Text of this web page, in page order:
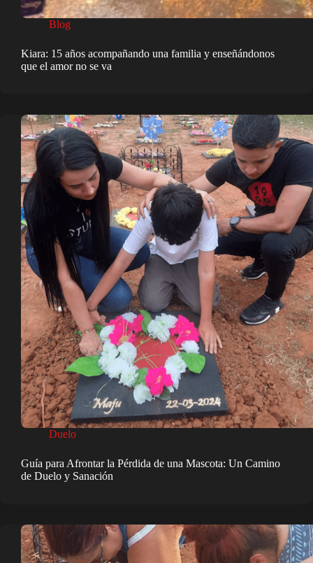
Blog
Kiara: 15 años acompañando una familia y enseñándonos
que el amor no se va
Duelo
Guía para Afrontar la Pérdida de una Mascota: Un Camino
de Duelo y Sanación